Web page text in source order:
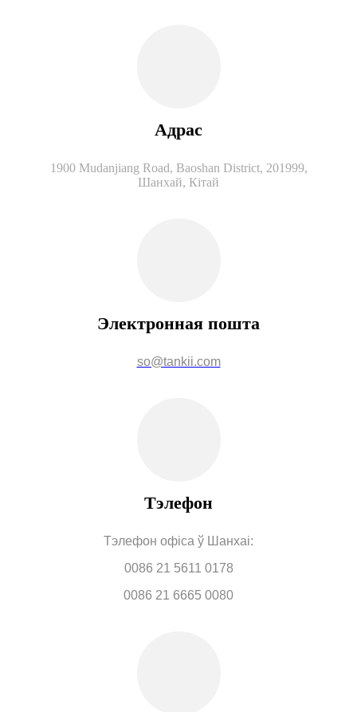
Адрас
1900 Mudanjiang Road, Baoshan District, 201999,
Шанхай, Кітай
Электронная пошта
so@tankii.com
Тэлефон
Тэлефон офіса ў Шанхаі:
0086 21 5611 0178
0086 21 6665 0080